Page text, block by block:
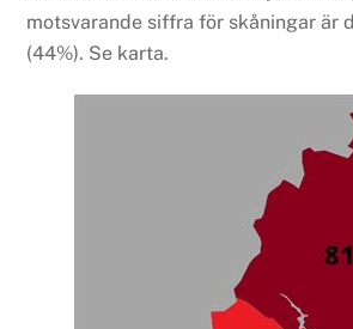
motsvarande siffra för skåningar är
(44%). Se karta.